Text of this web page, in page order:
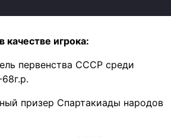
качестве игрока:
первенства СССР среди
призер Спартакиады народов